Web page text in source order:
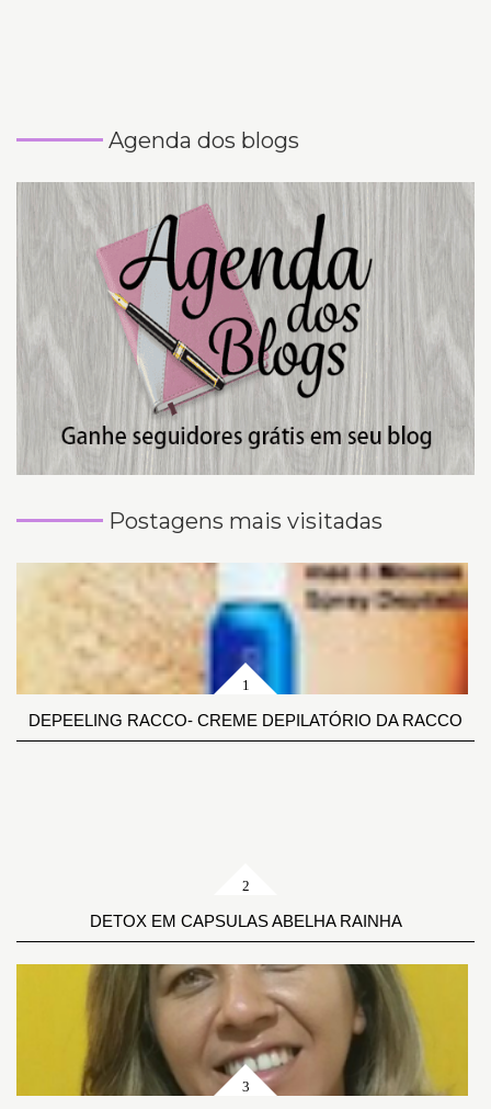
Agenda dos blogs
Postagens mais visitadas
DEPEELING RACCO- CREME DEPILATÓRIO DA RACCO
DETOX EM CAPSULAS ABELHA RAINHA